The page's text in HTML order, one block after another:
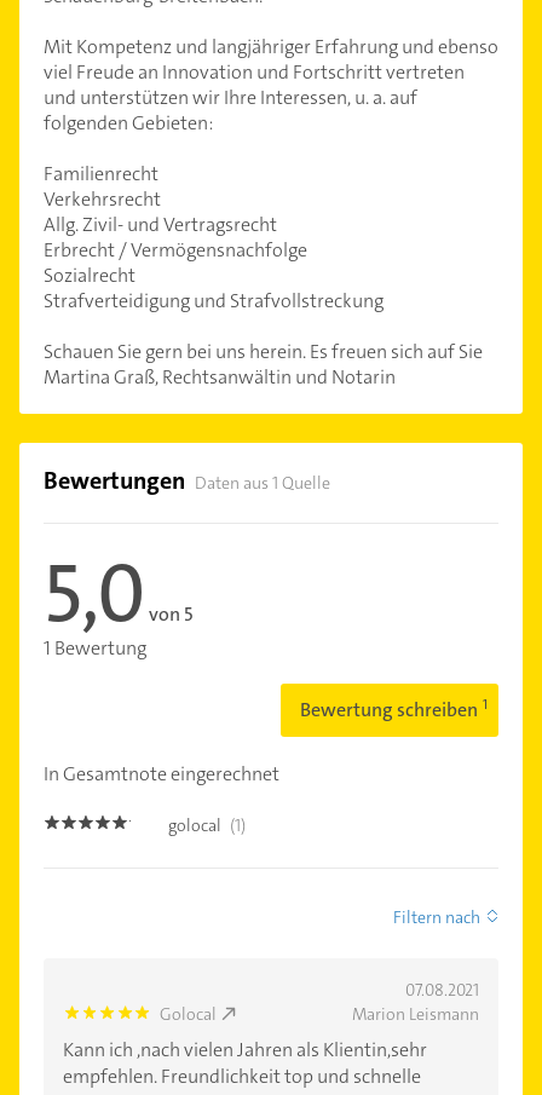
Mit Kompetenz und langjähriger Erfahrung und ebenso
viel Freude an Innovation und Fortschritt vertreten
und unterstützen wir Ihre Interessen, u. a. auf
folgenden Gebieten:
Familienrecht
Verkehrsrecht
Allg. Zivil- und Vertragsrecht
Erbrecht / Vermögensnachfolge
Sozialrecht
Strafverteidigung und Strafvollstreckung
Schauen Sie gern bei uns herein. Es freuen sich auf Sie
Martina Graß, Rechtsanwältin und Notarin
Bewertungen Daten aus 1 Quelle
5,0 von 5
1 Bewertung
Bewertung schreiben
In Gesamtnote eingerechnet
5.0 golocal (1)
Filtern nach
07.08.2021
5.0 Golocal Marion Leismann
Kann ich ,nach vielen Jahren als Klientin,sehr
empfehlen. Freundlichkeit top und schnelle